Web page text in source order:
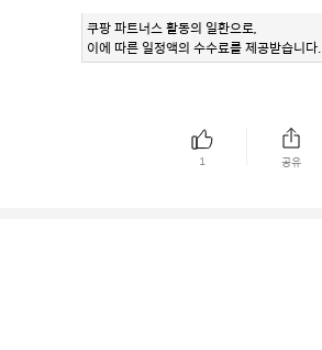
쿠팡 파트너스 활동의 일환으로,
이에 따른 일정액의 수수료를 제공받습니다.
1 공유